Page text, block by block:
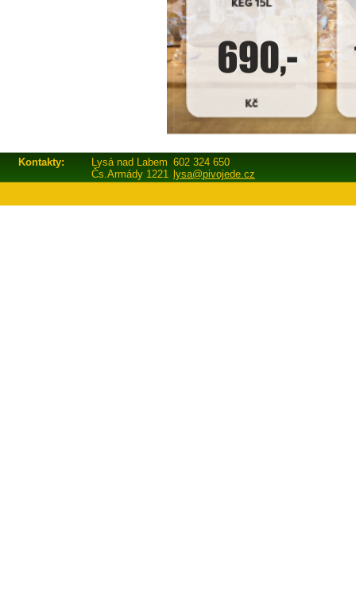
Kontakty: Lysá nad Labem 602 324 650
Čs.Armády 1221 lysa@pivojede.cz